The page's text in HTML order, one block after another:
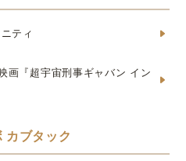
ティ
画『超宇宙刑事ギャバン イン
カブタック